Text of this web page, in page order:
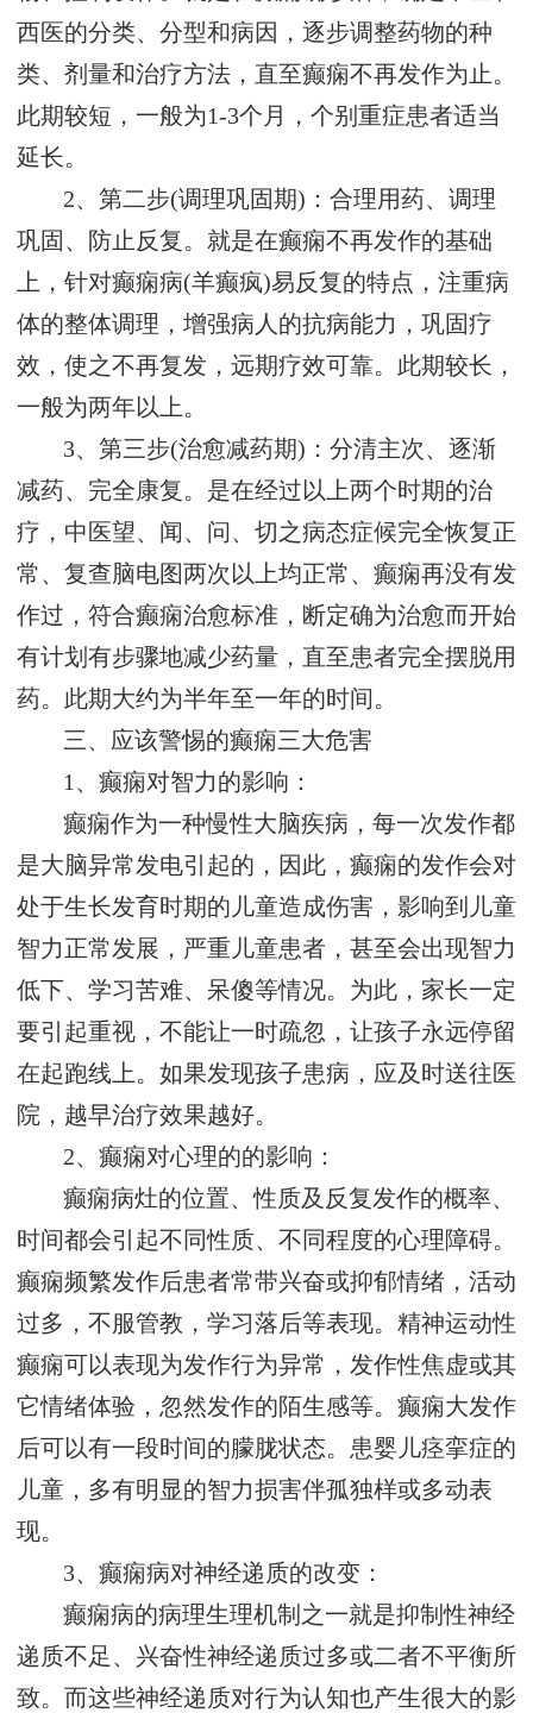
西医的分类、分型和病因，逐步调整药物的种
类、剂量和治疗方法，直至癫痫不再发作为止。
此期较短，一般为1-3个月，个别重症患者适当
延长。
2、第二步(调理巩固期)：合理用药、调理
巩固、防止反复。就是在癫痫不再发作的基础
上，针对癫痫病(羊癫疯)易反复的特点，注重病
体的整体调理，增强病人的抗病能力，巩固疗
效，使之不再复发，远期疗效可靠。此期较长，
一般为两年以上。
3、第三步(治愈减药期)：分清主次、逐渐
减药、完全康复。是在经过以上两个时期的治
疗，中医望、闻、问、切之病态症候完全恢复正
常、复查脑电图两次以上均正常、癫痫再没有发
作过，符合癫痫治愈标准，断定确为治愈而开始
有计划有步骤地减少药量，直至患者完全摆脱用
药。此期大约为半年至一年的时间。
三、应该警惕的癫痫三大危害
1、癫痫对智力的影响：
癫痫作为一种慢性大脑疾病，每一次发作都
是大脑异常发电引起的，因此，癫痫的发作会对
处于生长发育时期的儿童造成伤害，影响到儿童
智力正常发展，严重儿童患者，甚至会出现智力
低下、学习苦难、呆傻等情况。为此，家长一定
要引起重视，不能让一时疏忽，让孩子永远停留
在起跑线上。如果发现孩子患病，应及时送往医
院，越早治疗效果越好。
2、癫痫对心理的的影响：
癫痫病灶的位置、性质及反复发作的概率、
时间都会引起不同性质、不同程度的心理障碍。
癫痫频繁发作后患者常带兴奋或抑郁情绪，活动
过多，不服管教，学习落后等表现。精神运动性
癫痫可以表现为发作行为异常，发作性焦虚或其
它情绪体验，忽然发作的陌生感等。癫痫大发作
后可以有一段时间的朦胧状态。患婴儿痉挛症的
儿童，多有明显的智力损害伴孤独样或多动表
现。
3、癫痫病对神经递质的改变：
癫痫病的病理生理机制之一就是抑制性神经
递质不足、兴奋性神经递质过多或二者不平衡所
致。而这些神经递质对行为认知也产生很大的影